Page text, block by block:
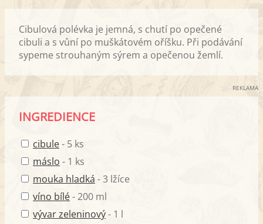
Cibulová polévka je jemná, s chutí po opečené
cibuli a s vůní po muškátovém oříšku. Při podávání
sypeme strouhaným sýrem a opečenou žemlí.
REKLAMA
INGREDIENCE
cibule- 5 ks
máslo - 1 ks
mouka hladká - 3 lžíce
víno bílé- 200 ml
vývar zeleninový- 1 l